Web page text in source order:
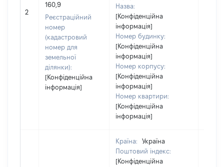
2
160,9
Реєстраційний
номер
(кадастровий
номер для
земельної
ділянки):
[Конфіденційна
інформація]
Назва:
[Конфіденційна
інформація]
Номер будинку:
[Конфіденційна
інформація]
Номер корпусу:
[Конфіденційна
інформація]
Номер квартири:
[Конфіденційна
інформація]
Країна:
Україна
Поштовий індекс:
[Конфіденційна